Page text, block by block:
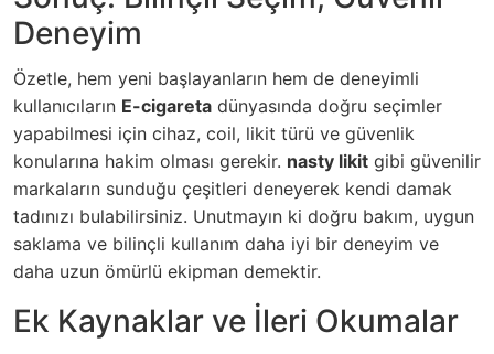
Deneyim
Özetle, hem yeni başlayanların hem de deneyimli
kullanıcıların E-cigareta dünyasında doğru seçimler
yapabilmesi için cihaz, coil, likit türü ve güvenlik
konularına hakim olması gerekir. nasty likit gibi güvenilir
markaların sunduğu çeşitleri deneyerek kendi damak
tadınızı bulabilirsiniz. Unutmayın ki doğru bakım, uygun
saklama ve bilinçli kullanım daha iyi bir deneyim ve
daha uzun ömürlü ekipman demektir.
Ek Kaynaklar ve İleri Okumalar